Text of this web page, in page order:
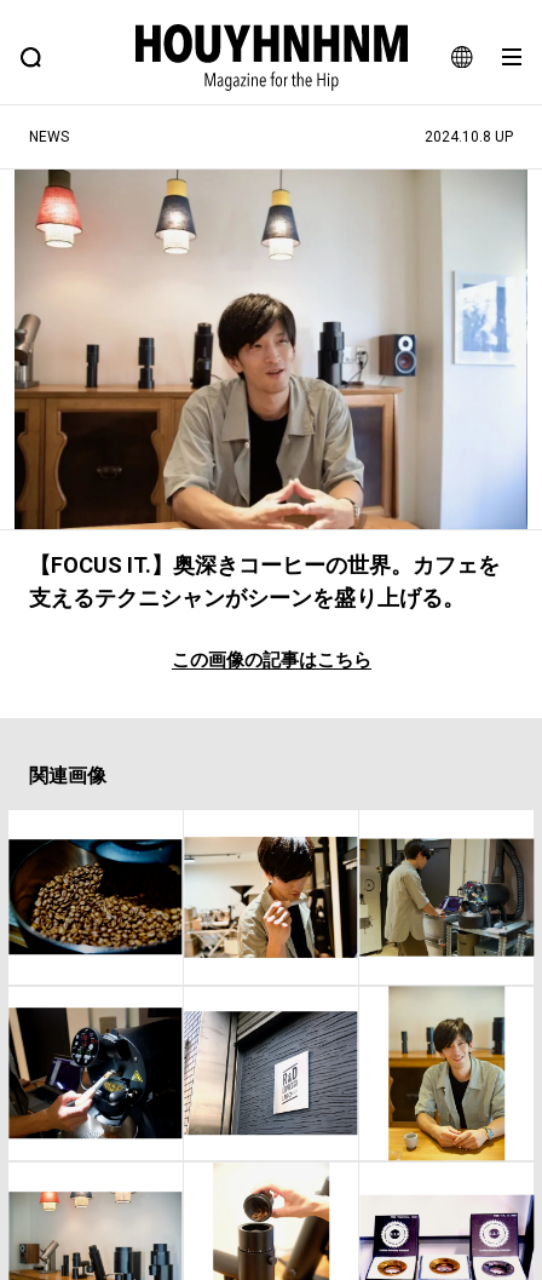
JA
EN
FEATURE BLOG SNAP
ヒップなファッション、カルチャー、ライフスタイルWEBマガジン
#注目のタグ
#憧れの逸品
#ESSENTIAL DESIGNS #古着サミット
#NEW VINTAGE #マイナーグッド図鑑
#路地裏てぃーん。 #MONTHLY JOURNAL
#GH 銘品の所以 #フイナムのYouTube
#Commune H #FOCUS IT #AH.H
#ととけん #FASHION #MUSIC #MOVIE
#HANDSOME HANDBOOK
NEWS 2024.10.8 UP
【FOCUS IT.】奥深きコーヒーの世界。カフェを
支えるテクニシャンがシーンを盛り上げる。
この画像の記事はこちら
関連画像